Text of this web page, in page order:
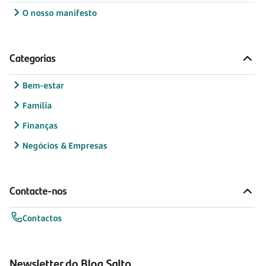
O nosso manifesto
Categorias
Bem-estar
Família
Finanças
Negócios & Empresas
Contacte-nos
Contactos